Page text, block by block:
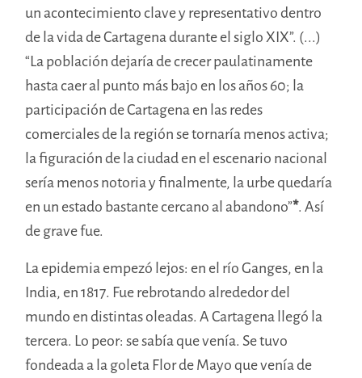
un acontecimiento clave y representativo dentro
de la vida de Cartagena durante el siglo XIX”. (...)
“La población dejaría de crecer paulatinamente
hasta caer al punto más bajo en los años 60; la
participación de Cartagena en las redes
comerciales de la región se tornaría menos activa;
la figuración de la ciudad en el escenario nacional
sería menos notoria y finalmente, la urbe quedaría
en un estado bastante cercano al abandono”*. Así
de grave fue.
La epidemia empezó lejos: en el río Ganges, en la
India, en 1817. Fue rebrotando alrededor del
mundo en distintas oleadas. A Cartagena llegó la
tercera. Lo peor: se sabía que venía. Se tuvo
fondeada a la goleta Flor de Mayo que venía de